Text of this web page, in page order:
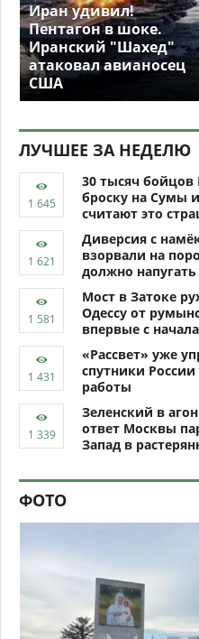
Иран удивил!
Пентагон в шоке.
Иранский "Шахед"
атаковал авианосец
США
ЛУЧШЕЕ ЗА НЕДЕЛЮ
30 тысяч
броску на Сумы
считают это
Диверсия с
взорвали на
должно напугать
Мост в Затоке
Одессу от
впервые с
«Рассвет» уже
спутники
работы
Зеленский в
ответ Москвы
Запад в
ФОТО